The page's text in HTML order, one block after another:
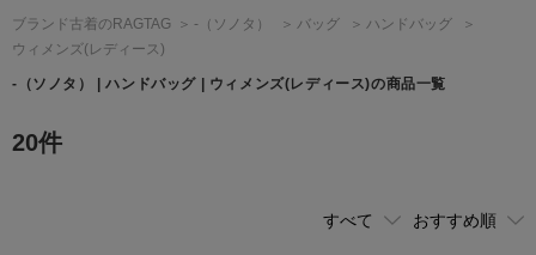
ト
ブランド古着のRAGTAG - （ソノタ） バッグ
ハンドバッグ
ウィメンズ(レディース)
- （ソノタ） | ハンドバッグ | ウィメンズ(レディース)の商品一覧
20件